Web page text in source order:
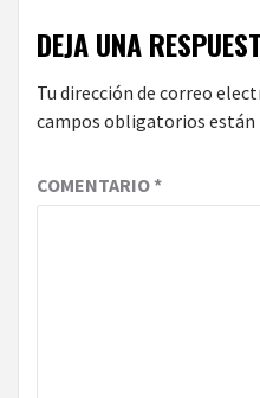
DEJA UNA
Tu dirección de correo
campos obligatorios están
COMENTARIO*